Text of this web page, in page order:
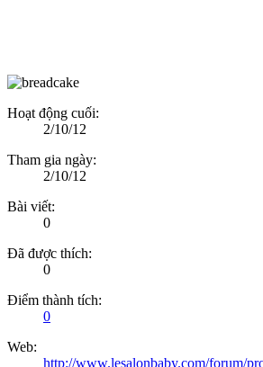
Hoạt động cuối:
2/10/12
Tham gia ngày:
2/10/12
Bài viết:
0
Đã được thích:
0
Điểm thành tích:
0
Web:
http://www.lesalonbaby.com/forum/